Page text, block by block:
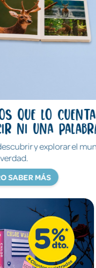
lo cuentan
palabra
y explorar el mundo de
MÁS